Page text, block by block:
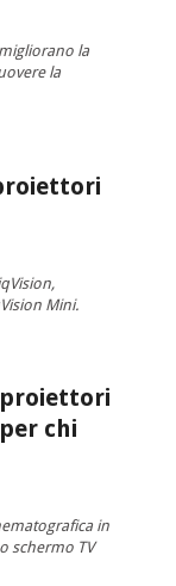
la
la
Mini.
chi
in
schermo TV